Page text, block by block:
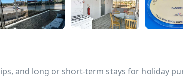
and long or short-term stays for holiday